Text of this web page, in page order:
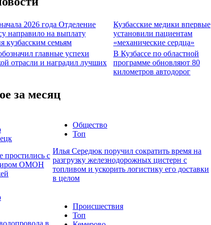
2026 года Отделение
направило на выплату
кузбасским семьям
Кузбасские медики впервые
установили пациентам
«механические сердца»
главные успехи
отрасли и наградил лучших
В Кузбассе по областной
программе обновляют 80
километров автодорог
за месяц
простились с
ОМОН
Общество
Топ
Илья Середюк поручил сократить время на
разгрузку железнодорожных цистерн с
топливом и ускорить логистику его доставки
в целом
Происшествия
Топ